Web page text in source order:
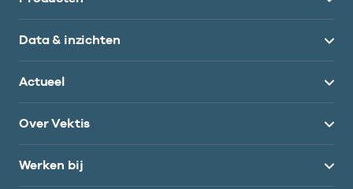
Data & inzichten
Actueel
Over Vektis
Werken bij